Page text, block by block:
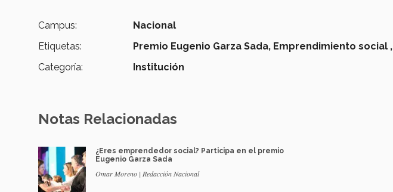
Campus:
Nacional
Etiquetas:
Premio Eugenio Garza Sada, Emprendimiento social ,
Categoría:
Institución
Notas Relacionadas
¿Eres emprendedor social? Participa en el premio
Eugenio Garza Sada
Omar Moreno | Redacción Nacional